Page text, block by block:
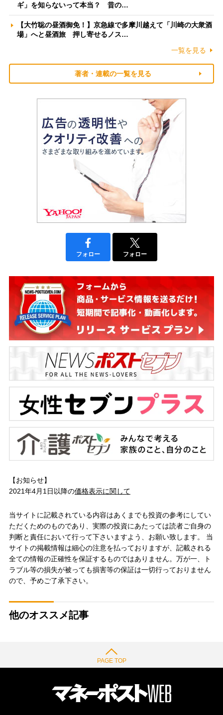
ギ」を知らないって本当？ 昔の…
【大竹聡の昼酒御免！】京急線で多摩川越えて「川崎の大衆酒
場」へと昼酒旅 押し寄せるノス…
一覧を見る
著者・連載の一覧を見る
フォロー フォロー
【お知らせ】
2021年4月1日以降の価格表示に関して
当サイトに記載されている内容はあくまでも投資の参考にしてい
ただくためのものであり、実際の投資にあたっては読者ご自身の
判断と責任において行って下さいますよう、お願い致します。 当
サイトの掲載情報は細心の注意を払っておりますが、記載される
全ての情報の正確性を保証するものではありません。万が一、ト
ラブル等の損失が被っても損害等の保証は一切行っておりません
ので、予めご了承下さい。
他のオススメ記事
PAGE TOP